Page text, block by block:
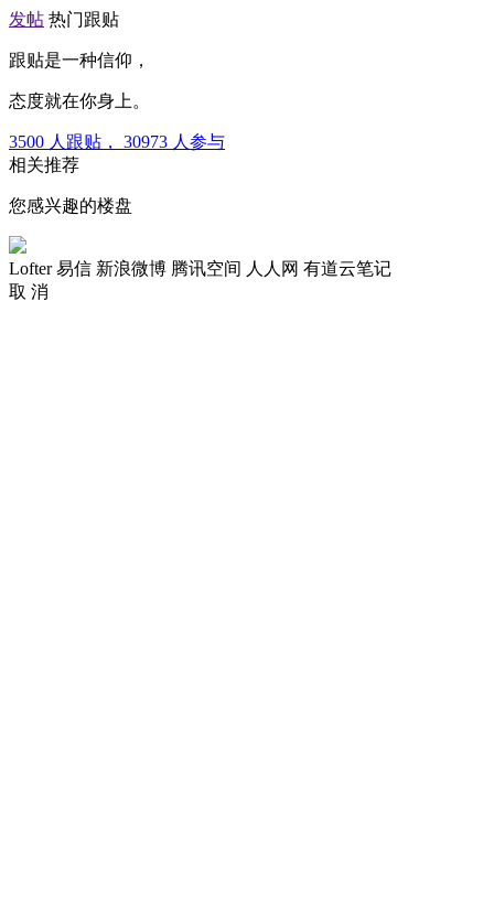
发帖 热门跟贴
跟贴是一种信仰，
态度就在你身上。
3500 人跟贴， 30973 人参与
相关推荐
您感兴趣的楼盘
Lofter 易信 新浪微博 腾讯空间 人人网 有道云笔记
取 消